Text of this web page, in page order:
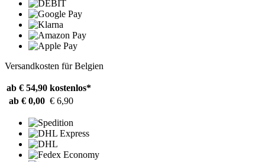
Versandkosten für Belgien
ab € 54,90 kostenlos*
ab € 0,00 € 6,90